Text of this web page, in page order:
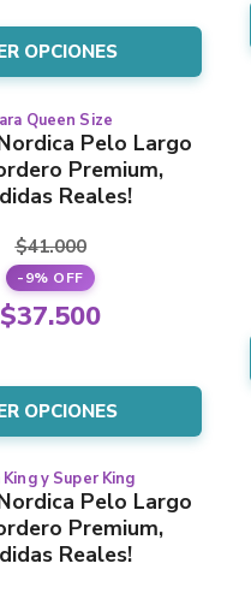
original
era:
$41.000.
precio
actual
$37.500.
OPCIONES
en
la
página
producto
Queen Size
Pelo Largo
Premium,
Reales!
$41.000
-9% OFF
El
original
era:
$41.000.
$37.500
precio
actual
$37.500.
OPCIONES
Este
producto
tiene
varias
Las
opciones
se
en
la
página
producto
King y Super King
Pelo Largo
Premium,
Reales!
Este
producto
tiene
varias